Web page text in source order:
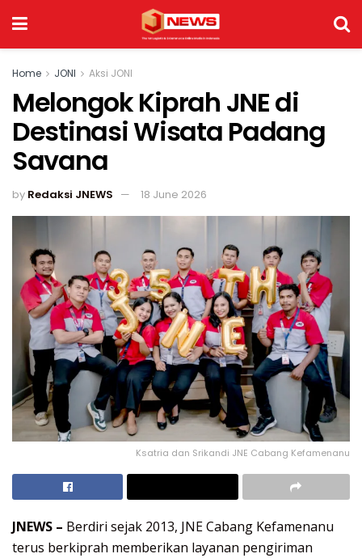
Home JONI Aksi JONI
Melongok Kiprah JNE di
Destinasi Wisata Padang
Savana
by Redaksi JNEWS 18 June 2026
Ksatria dan Srikandi JNE Cabang Kefamenanu
JNEWS – Berdiri sejak 2013, JNE Cabang Kefamenanu
terus berkiprah memberikan layanan pengiriman